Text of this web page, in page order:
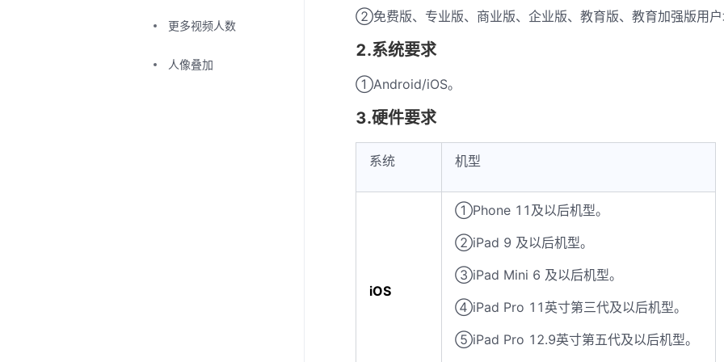
更多视频人数
人像叠加
②免费版、专业版、商业版、企业版、教育版、教育加强版用户
2.系统要求
①Android/iOS。
3.硬件要求
系统 机型
iOS
①Phone 11及以后机型。
②iPad 9 及以后机型。
③iPad Mini 6 及以后机型。
④iPad Pro 11英寸第三代及以后机型。
⑤iPad Pro 12.9英寸第五代及以后机型。